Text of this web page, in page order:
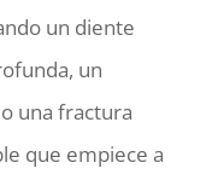
un diente
un
una fractura
que empiece a